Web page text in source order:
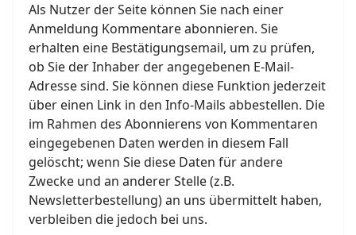
Als Nutzer der Seite können Sie nach einer
Anmeldung Kommentare abonnieren. Sie
erhalten eine Bestätigungsemail, um zu prüfen,
ob Sie der Inhaber der angegebenen E-Mail-
Adresse sind. Sie können diese Funktion jederzeit
über einen Link in den Info-Mails abbestellen. Die
im Rahmen des Abonnierens von Kommentaren
eingegebenen Daten werden in diesem Fall
gelöscht; wenn Sie diese Daten für andere
Zwecke und an anderer Stelle (z.B.
Newsletterbestellung) an uns übermittelt haben,
verbleiben die jedoch bei uns.